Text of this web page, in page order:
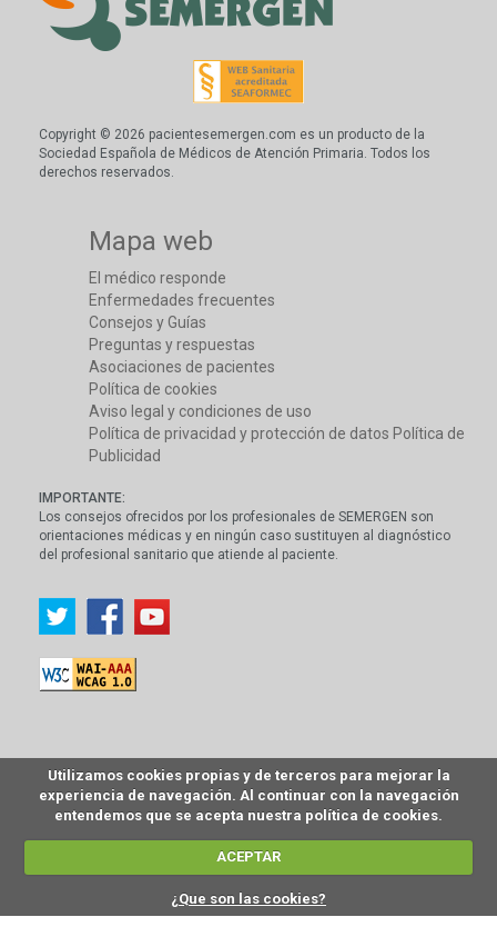
Copyright © 2026 pacientesemergen.com es un producto de la
Sociedad Española de Médicos de Atención Primaria. Todos los
derechos reservados.
Mapa web
El médico responde
Enfermedades frecuentes
Consejos y Guías
Preguntas y respuestas
Asociaciones de pacientes
Política de cookies
Aviso legal y condiciones de uso
Política de privacidad y protección de datos Política de
Publicidad
IMPORTANTE:
Los consejos ofrecidos por los profesionales de SEMERGEN son
orientaciones médicas y en ningún caso sustituyen al diagnóstico
del profesional sanitario que atiende al paciente.
Utilizamos cookies propias y de terceros para mejorar la
experiencia de navegación. Al continuar con la navegación
entendemos que se acepta nuestra política de cookies.
ACEPTAR
¿Que son las cookies?